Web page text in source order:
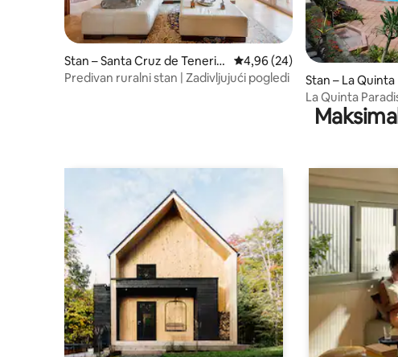
Stan – Santa Cruz de Tenerif
e
Prosječna ocjena: 4,96/5,
4,96 (24)
Predivan ruralni stan | Zadivljujući pogledi
Stan – La Quinta
La Quinta